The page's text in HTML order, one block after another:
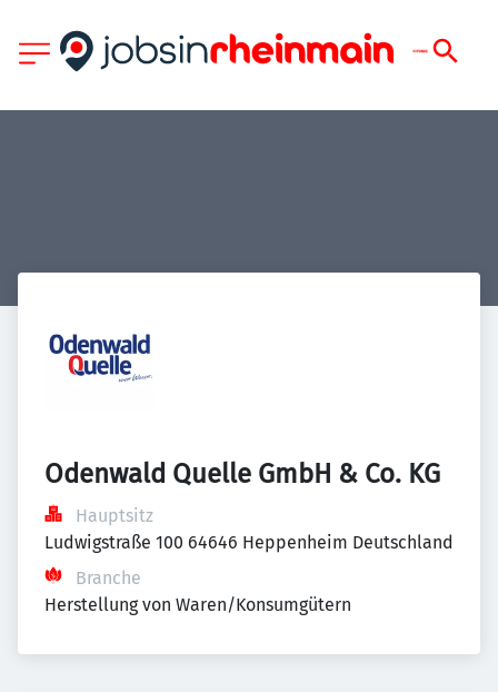
Odenwald Quelle GmbH & Co. KG
Hauptsitz
Ludwigstraße 100 64646 Heppenheim Deutschland
Branche
Herstellung von Waren/Konsumgütern